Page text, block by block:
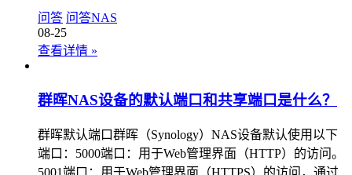
问答 问答NAS
08-25
查看详情 »
群晖NAS设备的默认端口和共享端口是什么？
群晖默认端口群晖（Synology）NAS设备默认使用以下
端口：5000端口：用于Web管理界面（HTTP）的访问。
5001端口：用于Web管理界面（HTTPS）的访问，通过